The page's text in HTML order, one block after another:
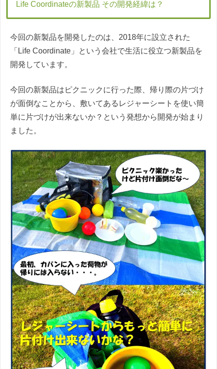
Life Coordinateの新製品 その開発経緯は？
今回の新製品を開発したのは、2018年に設立された
「Life Coordinate」という会社で生活に役立つ新製品を
開発しています。
今回の新製品はピクニックに行った際、帰り際の片づけ
が面倒なことから、敷いてあるレジャーシートを使い簡
単に片づけが出来ないか？という発想から開発が始まり
ました。